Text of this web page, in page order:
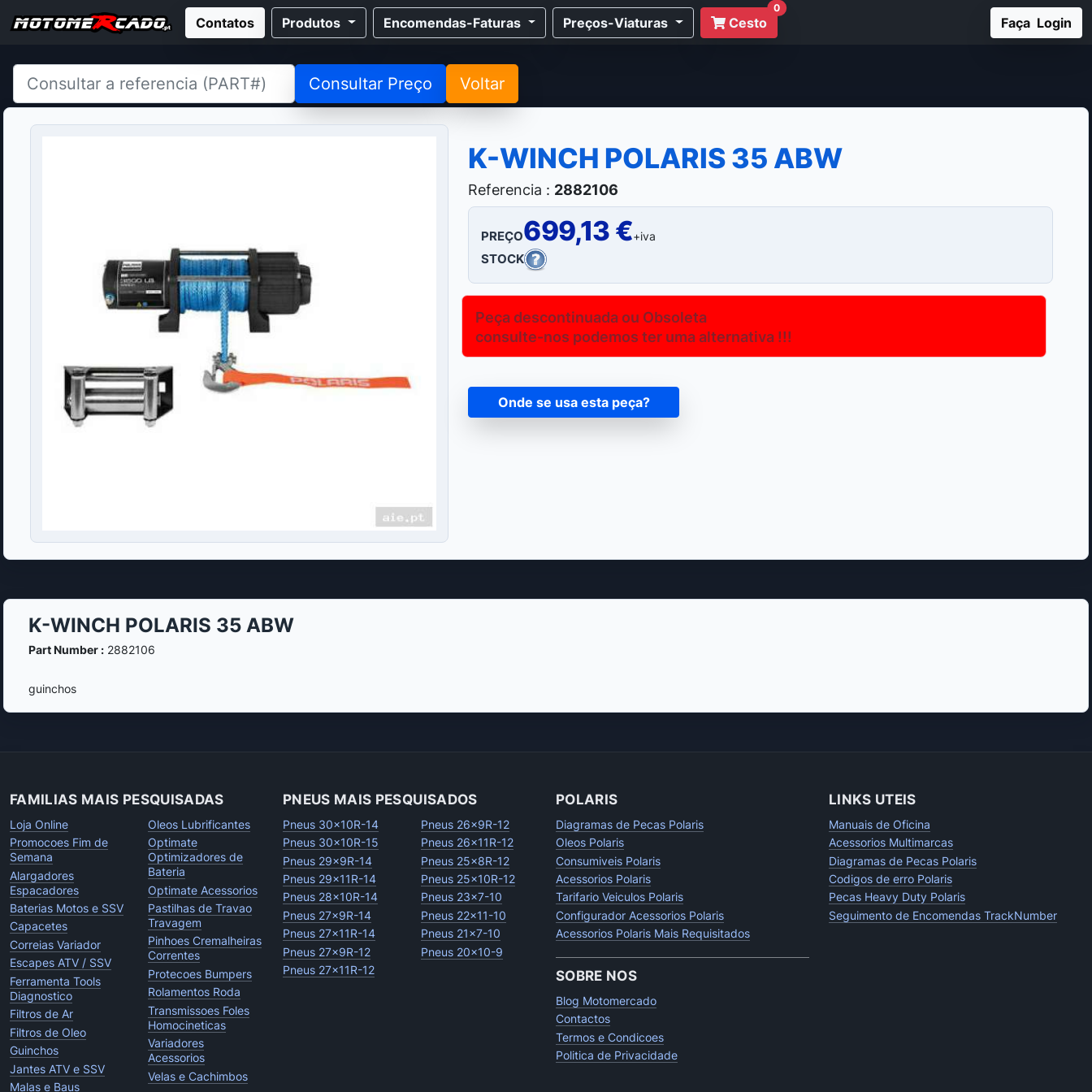
Contatos Produtos Encomendas-Faturas Preços-Viaturas Cesto
0
Faça Login
Consultar Preço Voltar
K-WINCH POLARIS 35 ABW
Referencia : 2882106
PREÇO699,13 €+iva
STOCK
Peça descontinuada ou Obsoleta
consulte-nos podemos ter uma alternativa !!!
Onde se usa esta peça?
K-WINCH POLARIS 35 ABW
Part Number :2882106
guinchos
FAMILIAS MAIS PESQUISADAS
Loja Online
Promocoes Fim de
Semana
Alargadores
Espacadores
Baterias Motos e SSV
Capacetes
Correias Variador
Escapes ATV / SSV
Ferramenta Tools
Diagnostico
Filtros de Ar
Filtros de Oleo
Guinchos
Jantes ATV e SSV
Malas e Baus
Oleos Lubrificantes
Optimate
Optimizadores de
Bateria
Optimate Acessorios
Pastilhas de Travao
Travagem
Pinhoes Cremalheiras
Correntes
Protecoes Bumpers
Rolamentos Roda
Transmissoes Foles
Homocineticas
Variadores
Acessorios
Velas e Cachimbos
PNEUS MAIS PESQUISADOS
Pneus 30x10R-14
Pneus 30x10R-15
Pneus 29x9R-14
Pneus 29x11R-14
Pneus 28x10R-14
Pneus 27x9R-14
Pneus 27x11R-14
Pneus 27x9R-12
Pneus 27x11R-12
Pneus 26x9R-12
Pneus 26x11R-12
Pneus 25x8R-12
Pneus 25x10R-12
Pneus 23x7-10
Pneus 22x11-10
Pneus 21x7-10
Pneus 20x10-9
POLARIS
Diagramas de Pecas Polaris
Oleos Polaris
Consumiveis Polaris
Acessorios Polaris
Tarifario Veiculos Polaris
Configurador Acessorios Polaris
Acessorios Polaris Mais Requisitados
SOBRE NOS
Blog Motomercado
Contactos
Termos e Condicoes
Politica de Privacidade
LINKS UTEIS
Manuais de Oficina
Acessorios Multimarcas
Diagramas de Pecas Polaris
Codigos de erro Polaris
Pecas Heavy Duty Polaris
Seguimento de Encomendas TrackNumber